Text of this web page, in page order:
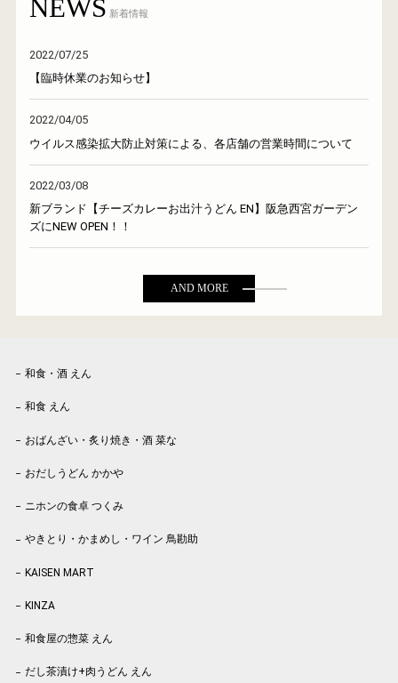
NEWS 新着情報
2022/07/25
【臨時休業のお知らせ】
2022/04/05
ウイルス感染拡大防止対策による、各店舗の営業時間について
2022/03/08
新ブランド【チーズカレーお出汁うどん EN】阪急西宮ガーデン
ズにNEW OPEN！！
AND MORE
和食・酒 えん
和食 えん
おばんざい・炙り焼き・酒 菜な
おだしうどん かかや
ニホンの食卓 つくみ
やきとり・かまめし・ワイン 鳥勘助
KAISEN MART
KINZA
和食屋の惣菜 えん
だし茶漬け+肉うどん えん